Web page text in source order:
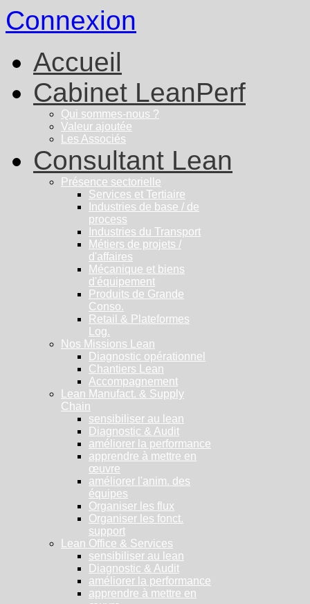
Connexion
Accueil
Cabinet LeanPerf
Qui sommes-nous ?
Valeur ajoutée
Les Associés
Consultant Lean
Présence sectorielle
Services et Tertiaire
Industries de base / de
process
Industries du Transport
Métiers de projets /
d'affaires
Mécanique et biens
d'équipement
Produits de Grande
Conso.
Retail & Plateformes
Log.
Nos Missions Lean
Diagnostic opérationnel
Chantiers Lean
Accompagnement
Lean Manufact. & Supply
Chain
sensibiliser au lean
Diagnostic & Audit
améliorer la performance
apprendre à mettre en
œuvre
améliorer l'anim. des
équipes
Organiser les flux
Organiser les fonct.
support
Lean Office & Services
sensibiliser au lean
Diagnostic & Audit
améliorer la performance
apprendre à mettre en